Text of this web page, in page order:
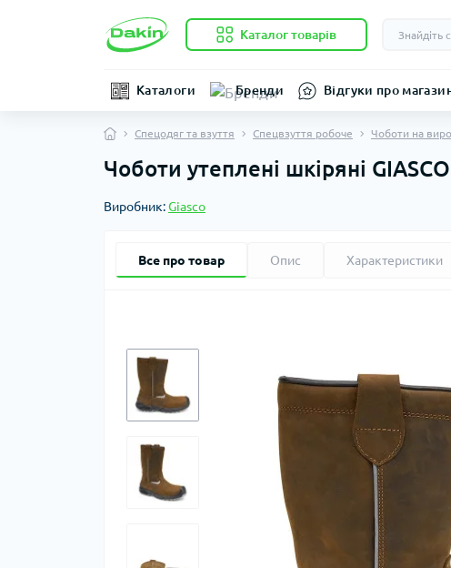
Каталог товарів
Каталоги Бренди Відгуки про
Спецодяг та взуття Спецвзуття робоче Чоботи на
Чоботи утеплені шкіряні
Виробник:Giasco
Все про товар Опис Характеристики